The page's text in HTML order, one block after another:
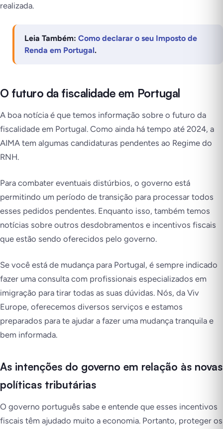
realizada.
Leia Também: Como declarar o seu Imposto de
Renda em Portugal.
O futuro da fiscalidade em Portugal
A boa notícia é que temos informação sobre o futuro da
fiscalidade em Portugal. Como ainda há tempo até 2024, a
AIMA tem algumas candidaturas pendentes ao Regime do
RNH.
Para combater eventuais distúrbios, o governo está
permitindo um período de transição para processar todos
esses pedidos pendentes. Enquanto isso, também temos
notícias sobre outros desdobramentos e incentivos fiscais
que estão sendo oferecidos pelo governo.
Se você está de mudança para Portugal, é sempre indicado
fazer uma consulta com profissionais especializados em
imigração para tirar todas as suas dúvidas. Nós, da Viv
Europe, oferecemos diversos serviços e estamos
preparados para te ajudar a fazer uma mudança tranquila e
bem informada.
As intenções do governo em relação às novas
políticas tributárias
O governo português sabe e entende que esses incentivos
fiscais têm ajudado muito a economia. Portanto, proteger os